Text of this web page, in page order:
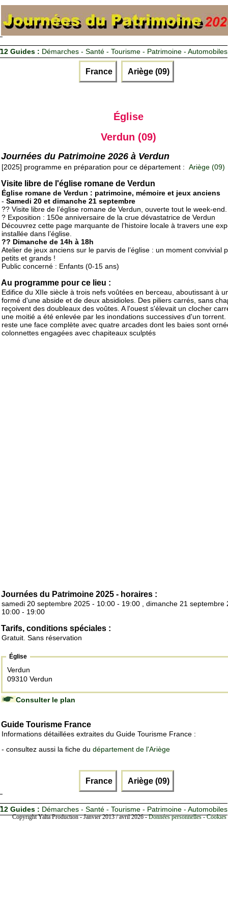
12 Guides : Démarches - Santé - Tourisme - Patrimoine - Automobiles
France Ariège (09)
Église
Verdun (09)
Journées du Patrimoine 2026 à Verdun
[2025] programme en préparation pour ce département : Ariège (09)
Visite libre de l'église romane de Verdun
Église romane de Verdun : patrimoine, mémoire et jeux anciens
- Samedi 20 et dimanche 21 septembre
?? Visite libre de l’église romane de Verdun, ouverte tout le week-end.
? Exposition : 150e anniversaire de la crue dévastatrice de Verdun
Découvrez cette page marquante de l’histoire locale à travers une
installée dans l’église.
?? Dimanche de 14h à 18h
Atelier de jeux anciens sur le parvis de l’église : un moment convivial
petits et grands !
Public concerné : Enfants (0-15 ans)
Au programme pour ce lieu :
Edifice du XIIe siècle à trois nefs voûtées en berceau, aboutissant à
formé d'une abside et de deux absidioles. Des piliers carrés, sans
reçoivent des doubleaux des voûtes. A l'ouest s'élevait un clocher
une moitié a été enlevée par les inondations successives d'un torrent.
reste une face complète avec quatre arcades dont les baies sont
colonnettes engagées avec chapiteaux sculptés
Journées du Patrimoine 2025 - horaires :
samedi 20 septembre 2025 - 10:00 - 19:00 , dimanche 21 septembre
10:00 - 19:00
Tarifs, conditions spéciales :
Gratuit. Sans réservation
Église
Verdun
09310 Verdun
Consulter le plan
Guide Tourisme France
Informations détaillées extraites du Guide Tourisme France :
- consultez aussi la fiche du département de l'Ariège
France Ariège (09)
12 Guides : Démarches - Santé - Tourisme - Patrimoine - Automobiles
Copyright Yalta Production - Janvier 2013 / avril 2026 -Données personnelles -